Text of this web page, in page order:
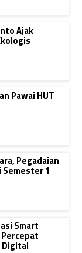
Ajak
Pawai HUT
Pegadaian
Semester 1
Smart